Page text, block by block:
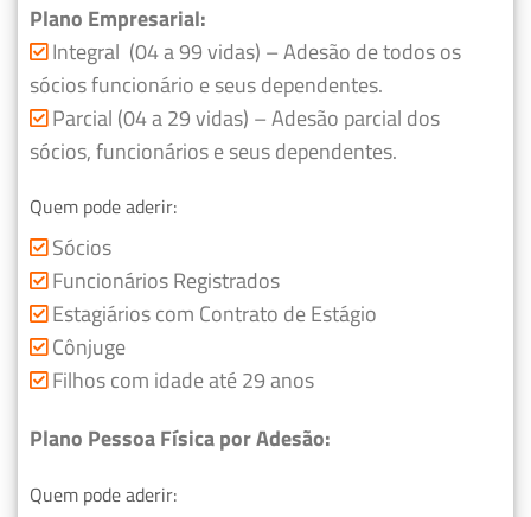
Plano Empresarial:
Integral (04 a 99 vidas) – Adesão de todos os
sócios funcionário e seus dependentes.
Parcial (04 a 29 vidas) – Adesão parcial dos
sócios, funcionários e seus dependentes.
Quem pode aderir:
Sócios
Funcionários Registrados
Estagiários com Contrato de Estágio
Cônjuge
Filhos com idade até 29 anos
Plano Pessoa Física por Adesão:
Quem pode aderir: